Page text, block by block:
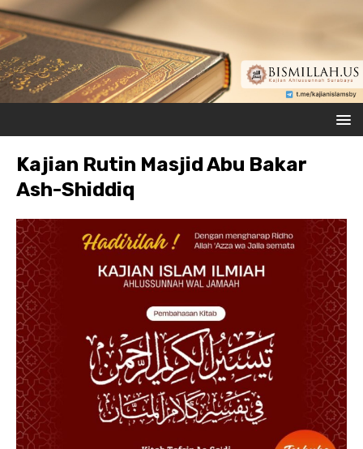
Kajian Rutin Masjid Abu Bakar
Ash-Shiddiq